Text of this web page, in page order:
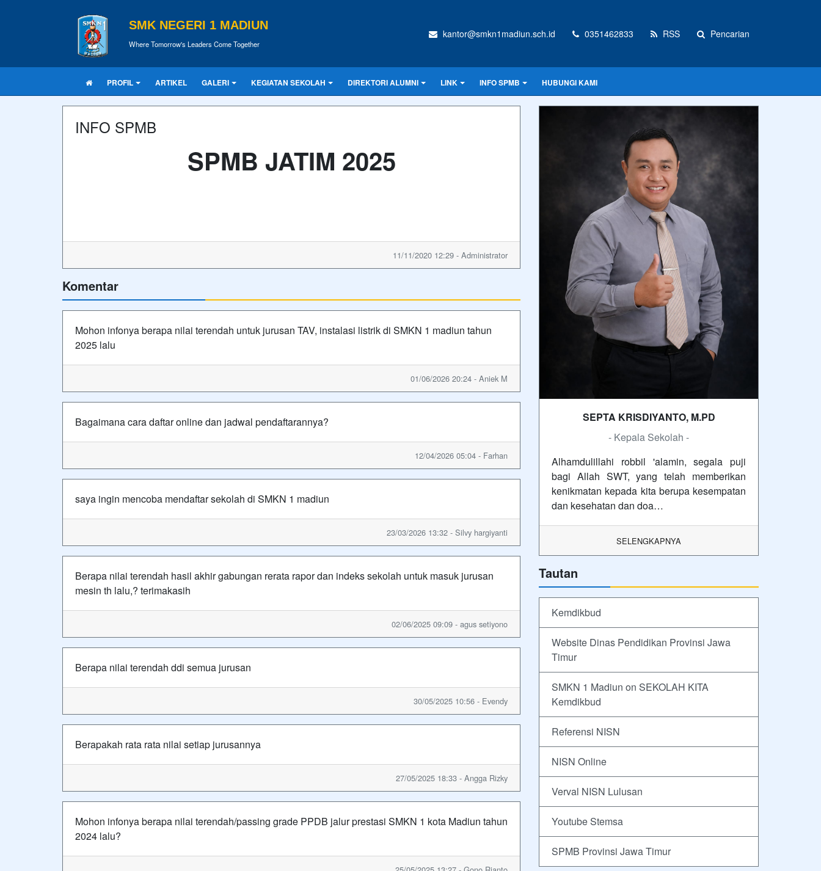
SMK NEGERI 1 MADIUN
Where Tomorrow's Leaders Come Together
kantor@smkn1madiun.sch.id 0351462833 RSS Pencarian
PROFIL ARTIKEL GALERI KEGIATAN SEKOLAH DIREKTORI ALUMNI LINK INFO SPMB HUBUNGI KAMI
INFO SPMB
SPMB JATIM 2025
11/11/2020 12:29 - Administrator
Komentar
Mohon infonya berapa nilai terendah untuk jurusan TAV, instalasi listrik di SMKN 1 madiun tahun
2025 lalu
01/06/2026 20:24 - Aniek M
Bagaimana cara daftar online dan jadwal pendaftarannya?
12/04/2026 05:04 - Farhan
saya ingin mencoba mendaftar sekolah di SMKN 1 madiun
23/03/2026 13:32 - Silvy hargiyanti
Berapa nilai terendah hasil akhir gabungan rerata rapor dan indeks sekolah untuk masuk jurusan
mesin th lalu,? terimakasih
02/06/2025 09:09 - agus setiyono
Berapa nilai terendah ddi semua jurusan
30/05/2025 10:56 - Evendy
Berapakah rata rata nilai setiap jurusannya
27/05/2025 18:33 - Angga Rizky
Mohon infonya berapa nilai terendah/passing grade PPDB jalur prestasi SMKN 1 kota Madiun tahun
2024 lalu?
SEPTA KRISDIYANTO, M.PD
- Kepala Sekolah -
Alhamdulillahi robbil 'alamin, segala puji
bagi Allah SWT, yang telah memberikan
kenikmatan kepada kita berupa kesempatan
dan kesehatan dan doa…
SELENGKAPNYA
Tautan
Kemdikbud
Website Dinas Pendidikan Provinsi Jawa
Timur
SMKN 1 Madiun on SEKOLAH KITA
Kemdikbud
Referensi NISN
NISN Online
Verval NISN Lulusan
Youtube Stemsa
SPMB Provinsi Jawa Timur